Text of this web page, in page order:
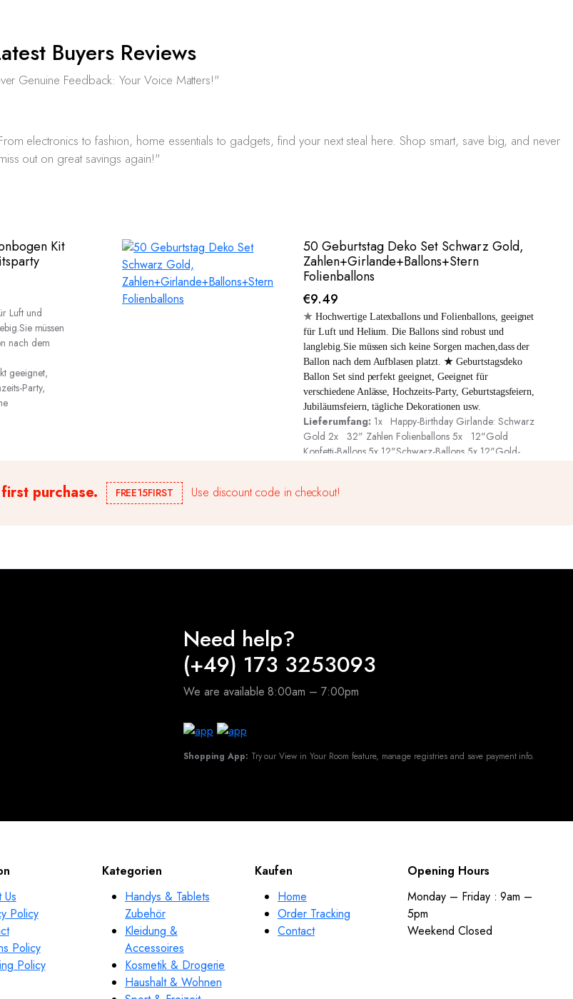
Buyers Reviews
Genuine Feedback: Your Voice Matters!"
electronics to fashion, home essentials to gadgets, find your next steal here. Shop smart, save big, and never
out on great savings again!"
Kit
Luft und
müssen
nach dem
geeignet,
Party,
50 Geburtstag Deko Set Schwarz Gold,
Zahlen+Girlande+Ballons+Stern
Folienballons
€9.49
★ Hochwertige Latexballons und Folienballons, geeignet
für Luft und Helium. Die Ballons sind robust und
langlebig.Sie müssen sich keine Sorgen machen,dass der
Ballon nach dem Aufblasen platzt. ★Geburtstagsdeko
Ballon Set sind perfekt geeignet, Geeignet für
verschiedene Anlässe, Hochzeits-Party, Geburtstagsfeiern,
Jubiläumsfeiern, tägliche Dekorationen usw.
Lieferumfang: 1x Happy-Birthday Girlande: Schwarz
Gold 2x 32" Zahlen Folienballons 5x 12"Gold
Konfetti-Ballons 5x 12"Schwarz-Ballons 5x 12"Gold-
first purchase. FREE15FIRST Use discount code in checkout!
Need help?
(+49) 173 3253093
We are available 8:00am – 7:00pm
Shopping App: Try our View in Your Room feature, manage registries and save payment info.
Policy
Policy
Policy
Kategorien
Handys & Tablets
Zubehör
Kleidung &
Accessoires
Kosmetik & Drogerie
Haushalt & Wohnen
Kaufen
Home
Order Tracking
Contact
Opening Hours
Monday – Friday : 9am –
5pm
Weekend Closed